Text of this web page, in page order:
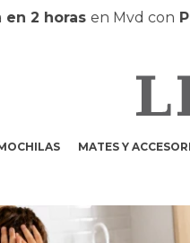
2 horasen Mvd con
MATES Y